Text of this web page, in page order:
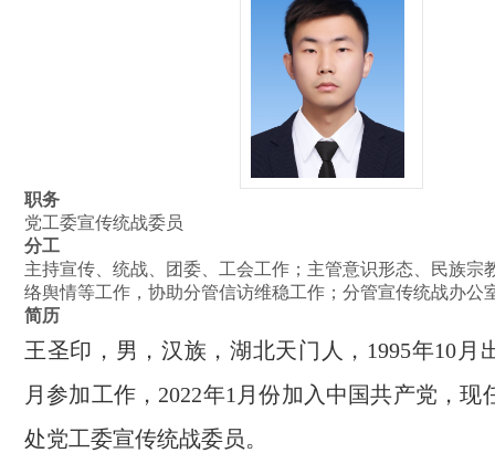
职务
党工委宣传统战委员
分工
主持宣传、统战、团委、工会工作；主管意识形态、民族宗
络舆情等工作，协助分管信访维稳工作；分管宣传统战办公
简历
王圣印，男，汉族，湖北天门人，1995年10月
月参加工作，2022年1月份加入中国共产党，现
处党工委宣传统战委员。